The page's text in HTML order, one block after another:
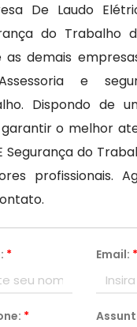
De Laudo
do Trabalho
as demais
e
Dispondo de
o melhor
Segurança do
profissionais.
* Email: *
*